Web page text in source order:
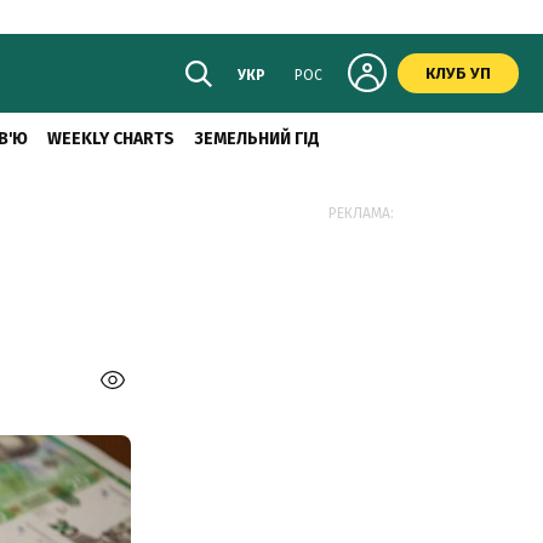
УКР РОС КЛУБ УП
WEEKLY CHARTS ЗЕМЕЛЬНИЙ ГІД
РЕКЛАМА: